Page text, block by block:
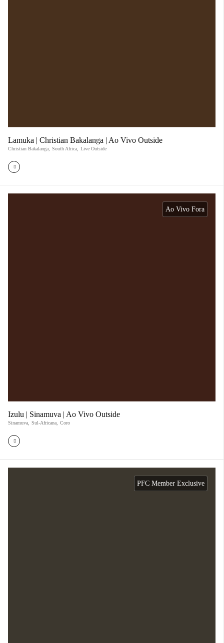
Lamuka | Christian Bakalanga | Ao Vivo Outside
Christian Bakalanga South Africa Live Outside
Ao Vivo Fora
Izulu | Sinamuva | Ao Vivo Outside
Sinamuva Sul-Africana Coro
PFC Member Exclusive